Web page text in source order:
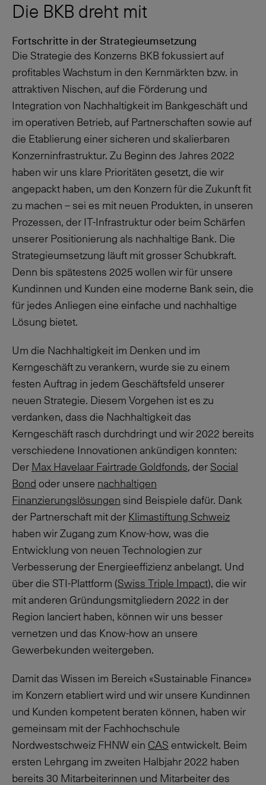
Die BKB dreht mit
Fortschritte in der Strategieumsetzung
Die Strategie des Konzerns BKB fokussiert auf
profitables Wachstum in den Kernmärkten bzw. in
attraktiven Nischen, auf die Förderung und
Integration von Nachhaltigkeit im Bankgeschäft und
im operativen Betrieb, auf Partnerschaften sowie auf
die Etablierung einer sicheren und skalierbaren
Konzerninfrastruktur. Zu Beginn des Jahres 2022
haben wir uns klare Prioritäten gesetzt, die wir
angepackt haben, um den Konzern für die Zukunft fit
zu machen – sei es mit neuen Produkten, in unseren
Prozessen, der IT-Infrastruktur oder beim Schärfen
unserer Positionierung als nachhaltige Bank. Die
Strategieumsetzung läuft mit grosser Schubkraft.
Denn bis spätestens 2025 wollen wir für unsere
Kundinnen und Kunden eine moderne Bank sein, die
für jedes Anliegen eine einfache und nachhaltige
Lösung bietet.
Um die Nachhaltigkeit im Denken und im
Kerngeschäft zu verankern, wurde sie zu einem
festen Auftrag in jedem Geschäftsfeld unserer
neuen Strategie. Diesem Vorgehen ist es zu
verdanken, dass die Nachhaltigkeit das
Kerngeschäft rasch durchdringt und wir 2022 bereits
verschiedene Innovationen ankündigen konnten:
Der Max Havelaar Fairtrade Goldfonds, der Social
Bond oder unsere nachhaltigen
Finanzierungslösungen sind Beispiele dafür. Dank
der Partnerschaft mit der Klimastiftung Schweiz
haben wir Zugang zum Know-how, was die
Entwicklung von neuen Technologien zur
Verbesserung der Energieeffizienz anbelangt. Und
über die STI-Plattform (Swiss Triple Impact), die wir
mit anderen Gründungsmitgliedern 2022 in der
Region lanciert haben, können wir uns besser
vernetzen und das Know-how an unsere
Gewerbekunden weitergeben.
Damit das Wissen im Bereich «Sustainable Finance»
im Konzern etabliert wird und wir unsere Kundinnen
und Kunden kompetent beraten können, haben wir
gemeinsam mit der Fachhochschule
Nordwestschweiz FHNW ein CAS entwickelt. Beim
ersten Lehrgang im zweiten Halbjahr 2022 haben
bereits 30 Mitarbeiterinnen und Mitarbeiter des